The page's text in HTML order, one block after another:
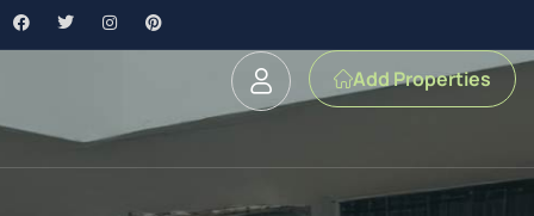
Add Properties